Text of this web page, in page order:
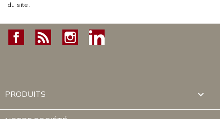
du site.
FacebookRss Instagram
PRODUITS 